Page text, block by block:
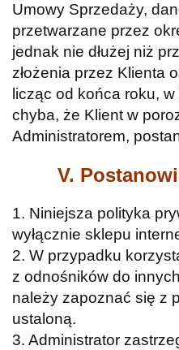
Umowy Sprzedaży,
przetwarzane przez
jednak nie dłużej niż
złożenia przez Klienta
licząc od końca roku, w
chyba, że Klient w
Administratorem,
V.
1. Niniejsza polityka
wyłącznie sklepu
2. W przypadku
z odnośników do
należy zapoznać się z
ustaloną.
3. Administrator